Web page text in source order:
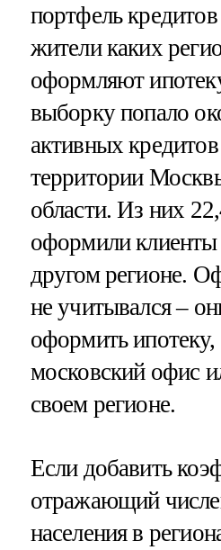
портфель
жители каких
оформляют
выборку попало
активных
территории
области. Из них
оформили клиенты
другом регионе.
не учитывался –
оформить
московский офис
своем регионе.
Если добавить
отражающий
населения в